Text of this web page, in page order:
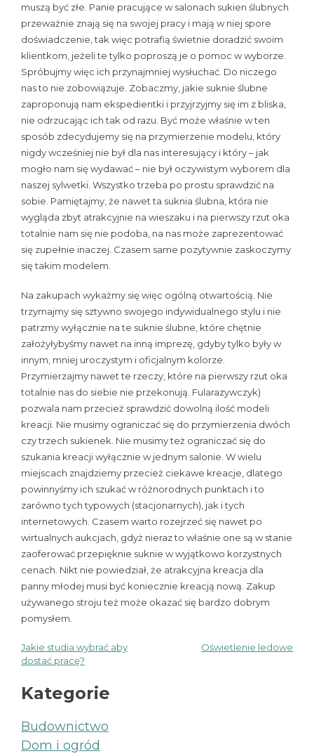
muszą być złe. Panie pracujące w salonach sukien ślubnych
przeważnie znają się na swojej pracy i mają w niej spore
doświadczenie, tak więc potrafią świetnie doradzić swoim
klientkom, jeżeli te tylko poproszą je o pomoc w wyborze.
Spróbujmy więc ich przynajmniej wysłuchać. Do niczego
nas to nie zobowiązuje. Zobaczmy, jakie suknie ślubne
zaproponują nam ekspedientki i przyjrzyjmy się im z bliska,
nie odrzucając ich tak od razu. Być może właśnie w ten
sposób zdecydujemy się na przymierzenie modelu, który
nigdy wcześniej nie był dla nas interesujący i który – jak
mogło nam się wydawać – nie był oczywistym wyborem dla
naszej sylwetki. Wszystko trzeba po prostu sprawdzić na
sobie. Pamiętajmy, że nawet ta suknia ślubna, która nie
wygląda zbyt atrakcyjnie na wieszaku i na pierwszy rzut oka
totalnie nam się nie podoba, na nas może zaprezentować
się zupełnie inaczej. Czasem same pozytywnie zaskoczymy
się takim modelem.
Na zakupach wykażmy się więc ogólną otwartością. Nie
trzymajmy się sztywno swojego indywidualnego stylu i nie
patrzmy wyłącznie na te suknie ślubne, które chętnie
założyłybyśmy nawet na inną imprezę, gdyby tylko były w
innym, mniej uroczystym i oficjalnym kolorze.
Przymierzajmy nawet te rzeczy, które na pierwszy rzut oka
totalnie nas do siebie nie przekonują. Fularazywczyk)
pozwala nam przecież sprawdzić dowolną ilość modeli
kreacji. Nie musimy ograniczać się do przymierzenia dwóch
czy trzech sukienek. Nie musimy też ograniczać się do
szukania kreacji wyłącznie w jednym salonie. W wielu
miejscach znajdziemy przecież ciekawe kreacje, dlatego
powinnyśmy ich szukać w różnorodnych punktach i to
zarówno tych typowych (stacjonarnych), jak i tych
internetowych. Czasem warto rozejrzeć się nawet po
wirtualnych aukcjach, gdyż nieraz to właśnie one są w stanie
zaoferować przepięknie suknie w wyjątkowo korzystnych
cenach. Nikt nie powiedział, że atrakcyjna kreacja dla
panny młodej musi być koniecznie kreacją nową. Zakup
używanego stroju też może okazać się bardzo dobrym
pomysłem.
Nawigacja
wpisu
Jakie studia wybrać aby
dostać pracę?
Oświetlenie ledowe
Kategorie
Budownictwo
Dom i ogród